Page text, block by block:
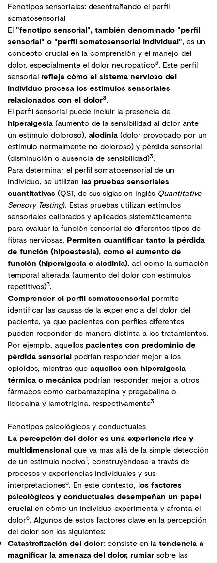
Fenotipos sensoriales: desentrañando el perfil
somatosensorial
El "fenotipo sensorial", también denominado "perfil
sensorial" o "perfil somatosensorial individual", es un
concepto crucial en la comprensión y el manejo del
dolor, especialmente el dolor neuropático3. Este perfil
sensorial refleja cómo el sistema nervioso del
individuo procesa los estímulos sensoriales
relacionados con el dolor3.
El perfil sensorial puede incluir la presencia de
hiperalgesia (aumento de la sensibilidad al dolor ante
un estímulo doloroso), alodinia (dolor provocado por un
estímulo normalmente no doloroso) y pérdida sensorial
(disminución o ausencia de sensibilidad)3.
Para determinar el perfil somatosensorial de un
individuo, se utilizan las pruebas sensoriales
cuantitativas (QST, de sus siglas en inglés Quantitative
Sensory Testing). Estas pruebas utilizan estímulos
sensoriales calibrados y aplicados sistemáticamente
para evaluar la función sensorial de diferentes tipos de
fibras nerviosas. Permiten cuantificar tanto la pérdida
de función (hipoestesia), como el aumento de
función (hiperalgesia o alodinia), así como la sumación
temporal alterada (aumento del dolor con estímulos
repetitivos)3.
Comprender el perfil somatosensorial permite
identificar las causas de la experiencia del dolor del
paciente, ya que pacientes con perfiles diferentes
pueden responder de manera distinta a los tratamientos.
Por ejemplo, aquellos pacientes con predominio de
pérdida sensorial podrían responder mejor a los
opioides, mientras que aquellos con hiperalgesia
térmica o mecánica podrían responder mejor a otros
fármacos como carbamazepina y pregabalina o
lidocaína y lamotrigina, respectivamente3.
Fenotipos psicológicos y conductuales
La percepción del dolor es una experiencia rica y
multidimensional que va más allá de la simple detección
de un estímulo nocivo1, construyéndose a través de
procesos y experiencias individuales y sus
interpretaciones5. En este contexto, los factores
psicológicos y conductuales desempeñan un papel
crucial en cómo un individuo experimenta y afronta el
dolor6. Algunos de estos factores clave en la percepción
del dolor son los siguientes:
Catastrofización del dolor: consiste en la tendencia a
magnificar la amenaza del dolor, rumiarsobre las